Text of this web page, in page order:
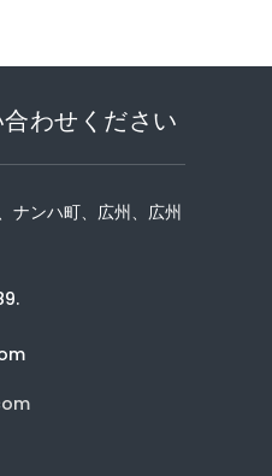
わせください
ナンハ町、広州、広州